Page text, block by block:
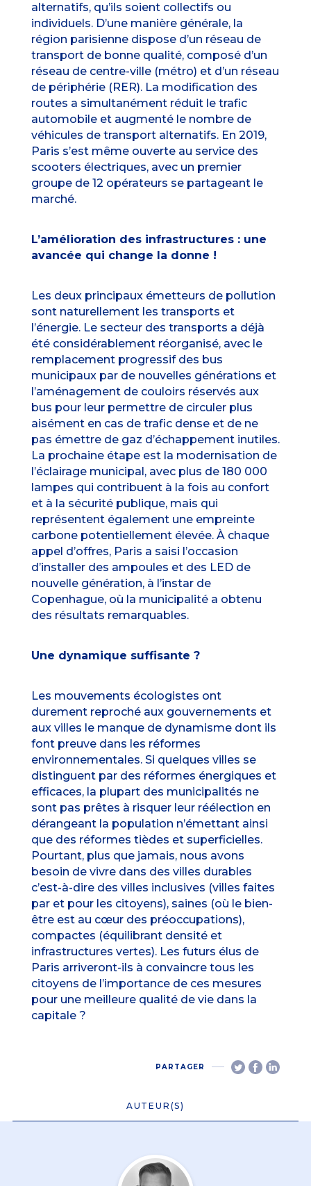
alternatifs, qu’ils soient collectifs ou
individuels. D’une manière générale, la
région parisienne dispose d’un réseau de
transport de bonne qualité, composé d’un
réseau de centre-ville (métro) et d’un réseau
de périphérie (RER). La modification des
routes a simultanément réduit le trafic
automobile et augmenté le nombre de
véhicules de transport alternatifs. En 2019,
Paris s’est même ouverte au service des
scooters électriques, avec un premier
groupe de 12 opérateurs se partageant le
marché.
L’amélioration des infrastructures : une
avancée qui change la donne !
Les deux principaux émetteurs de pollution
sont naturellement les transports et
l’énergie. Le secteur des transports a déjà
été considérablement réorganisé, avec le
remplacement progressif des bus
municipaux par de nouvelles générations et
l’aménagement de couloirs réservés aux
bus pour leur permettre de circuler plus
aisément en cas de trafic dense et de ne
pas émettre de gaz d’échappement inutiles.
La prochaine étape est la modernisation de
l’éclairage municipal, avec plus de 180 000
lampes qui contribuent à la fois au confort
et à la sécurité publique, mais qui
représentent également une empreinte
carbone potentiellement élevée. À chaque
appel d’offres, Paris a saisi l’occasion
d’installer des ampoules et des LED de
nouvelle génération, à l’instar de
Copenhague, où la municipalité a obtenu
des résultats remarquables.
Une dynamique suffisante ?
Les mouvements écologistes ont
durement reproché aux gouvernements et
aux villes le manque de dynamisme dont ils
font preuve dans les réformes
environnementales. Si quelques villes se
distinguent par des réformes énergiques et
efficaces, la plupart des municipalités ne
sont pas prêtes à risquer leur réélection en
dérangeant la population n’émettant ainsi
que des réformes tièdes et superficielles.
Pourtant, plus que jamais, nous avons
besoin de vivre dans des villes durables
c’est-à-dire des villes inclusives (villes faites
par et pour les citoyens), saines (où le bien-
être est au cœur des préoccupations),
compactes (équilibrant densité et
infrastructures vertes). Les futurs élus de
Paris arriveront-ils à convaincre tous les
citoyens de l’importance de ces mesures
pour une meilleure qualité de vie dans la
capitale ?
PARTAGER
AUTEUR(S)